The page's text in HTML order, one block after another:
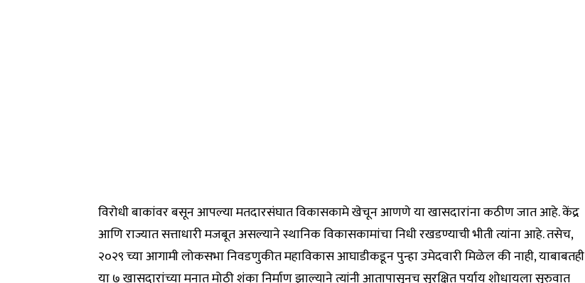
विरोधी बाकांवर बसून आपल्या मतदारसंघात विकासकामे खेचून आणणे या खासदारांना कठीण जात आहे. केंद्र
आणि राज्यात सत्ताधारी मजबूत असल्याने स्थानिक विकासकामांचा निधी रखडण्याची भीती त्यांना आहे. तसेच,
२०२९ च्या आगामी लोकसभा निवडणुकीत महाविकास आघाडीकडून पुन्हा उमेदवारी मिळेल की नाही, याबाबतही
या ७ खासदारांच्या मनात मोठी शंका निर्माण झाल्याने त्यांनी आतापासूनच सुरक्षित पर्याय शोधायला सुरुवात